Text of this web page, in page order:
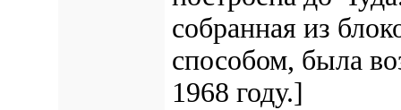
собранная из
способом, была
1968 году.]